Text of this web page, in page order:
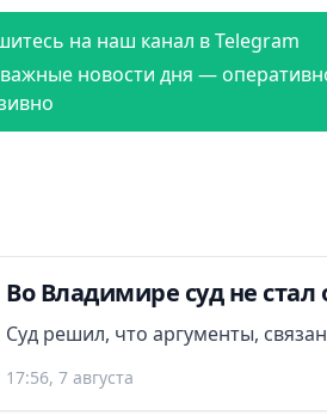
на наш канал в Telegram
новости дня —
Во Владимире суд не стал
Суд решил, что аргументы,
17:56, 7 августа